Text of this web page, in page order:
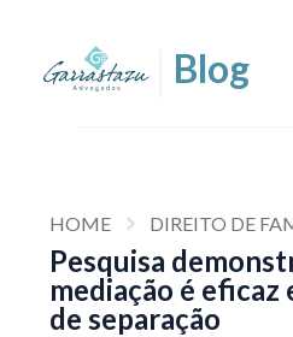
HOME DIREITO DE
Pesquisa
mediação é eficaz
de separação